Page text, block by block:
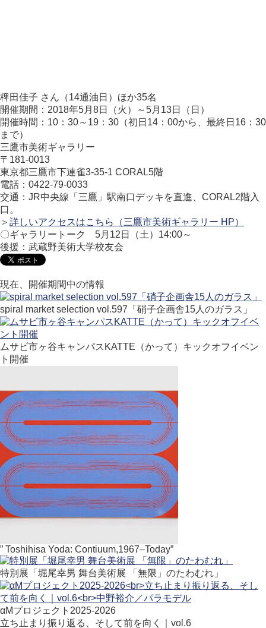
稗田佳子 さん（14通油日）ほか35名
開催期間：2018年5月8日（火）～5月13日（日）
開催時間：10：30～19：30（初日14：00から、最終日16：30
まで）
三鷹市美術ギャラリー
〒181-0013
東京都三鷹市下連雀3-35-1 CORAL5階
電話：0422-79-0033
交通：JR中央線「三鷹」駅南口デッキを直進、CORAL2階入
口。
＞ 詳しいアクセスはこちら（三鷹市美術ギャラリー HP）
〇ギャラリートーク 5月12日（土）14:00～
後援：武蔵野美術大学校友会
現在、開催期間中の情報
spiral market selection vol.597「硝子企画舎15人のガラス」
ムサビ市ヶ谷キャンパスKATTE（かって）キックオフイベン
ト開催
” Toshihisa Yoda: Contiuum,1967–Today”
特別展「堀尾幸男 舞台美術展 「無限」のたわむれ」
αMプロジェクト2025-2026
立ち止まり振り返る、そして前を向く｜vol.6